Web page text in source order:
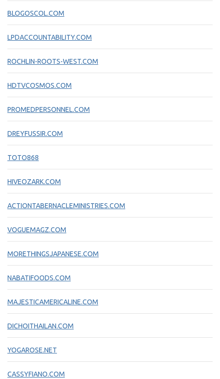
BLOGOSCOL.COM
LPDACCOUNTABILITY.COM
ROCHLIN-ROOTS-WEST.COM
HDTVCOSMOS.COM
PROMEDPERSONNEL.COM
DREYFUSSIR.COM
TOTO868
HIVEOZARK.COM
ACTIONTABERNACLEMINISTRIES.COM
VOGUEMAGZ.COM
MORETHINGSJAPANESE.COM
NABATIFOODS.COM
MAJESTICAMERICALINE.COM
DICHOITHAILAN.COM
YOGAROSE.NET
CASSYFIANO.COM